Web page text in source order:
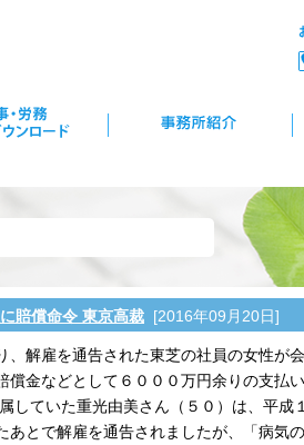
賠償命令 東京高裁 [2016年09月20日]
、解雇を通告された東芝の社員の女性が
償金などとして６０００万円余りの支払
していた重光由美さん（５０）は、平成
あとで解雇を通告されましたが、「病気